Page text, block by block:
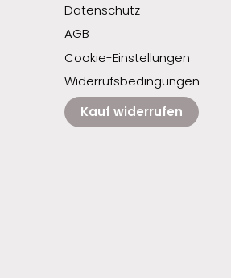
Datenschutz
AGB
Cookie-Einstellungen
Widerrufsbedingungen
Kauf widerrufen